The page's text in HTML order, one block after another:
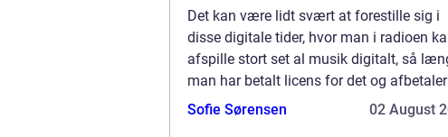
Det kan være lidt svært at forestille sig i
disse digitale tider, hvor man i radioen
afspille stort set al musik digitalt, så
man har betalt licens for det og afbetaler
kunstnerne for ulejligheden. Der var
Sofie Sørensen 02 August